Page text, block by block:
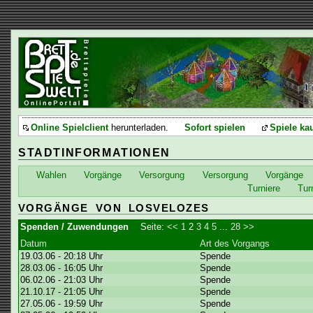
Online Spielclientherunterladen. Sofort spielen Spiele
STADTINFORMATIONEN
Wahlen Vorgänge Versorgung Versorgung
Vorgänge
Turniere
VORGÄNGE VON LOSVELOZES
Spenden / Zuwendungen Seite:<< 1 23 4 5 28 >>
Datum
Art des Vorgangs
19.03.06 - 20:18 Uhr
Spende
28.03.06 - 16:05 Uhr
Spende
06.02.06 - 21:03 Uhr
Spende
21.10.17 - 21:05 Uhr
Spende
27.05.06 - 19:59 Uhr
Spende